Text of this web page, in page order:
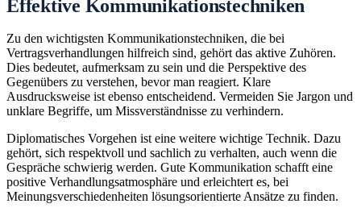
Effektive Kommunikationstechniken
Zu den wichtigsten Kommunikationstechniken, die bei
Vertragsverhandlungen hilfreich sind, gehört das aktive Zuhören.
Dies bedeutet, aufmerksam zu sein und die Perspektive des
Gegenübers zu verstehen, bevor man reagiert. Klare
Ausdrucksweise ist ebenso entscheidend. Vermeiden Sie Jargon und
unklare Begriffe, um Missverständnisse zu verhindern.
Diplomatisches Vorgehen ist eine weitere wichtige Technik. Dazu
gehört, sich respektvoll und sachlich zu verhalten, auch wenn die
Gespräche schwierig werden. Gute Kommunikation schafft eine
positive Verhandlungsatmosphäre und erleichtert es, bei
Meinungsverschiedenheiten lösungsorientierte Ansätze zu finden.